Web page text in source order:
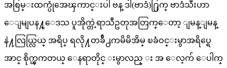
အစြမ္းထက္ပုံအေၾကာင္းပါ ဗန္ ဒါ(ဗာဒံ)႐ြက္ ဗာဒံသီးဟာ
ေျမျပန႔္ေဒသ ပူအိုက္တဲ့ရာသီဥတုအတြက္ေတာ့ ျမန္ျမန္
နဲ႔လြယ္လြယ္ အရိပ္ ရလို႔တခ်ိဴ႕ကမိမိအိမ္ ၿခံဝင္းမွာအရိပ္ရေ
အာင္ စိုက္ၾကတယ္ ေနရာတိုင္ းမွာလည္ း အ ေလ့က် ေပါက္